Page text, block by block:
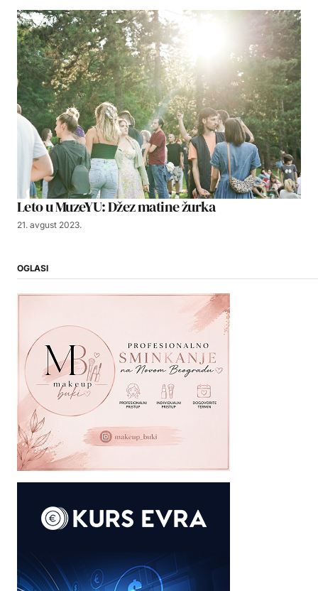
Leto u MuzeYU: Džez matine žurka
21. avgust 2023.
OGLASI